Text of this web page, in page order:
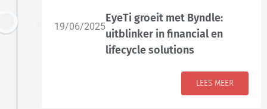
19/06/2025
EyeTi groeit met Byndle:
uitblinker in financial en
lifecycle solutions
LEES MEER